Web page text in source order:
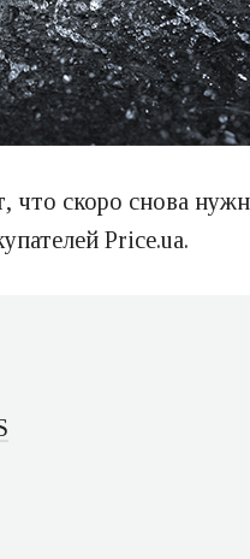
что скоро снова
Price.ua.